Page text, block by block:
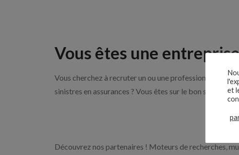
Vous êtes une
Vous cherchez à recruter un ou une professionnelle de
sinistres en assurances ? Vous êtes sur le bon site.
Découvrez nos partenaires ! Moteurs de recherches,
et